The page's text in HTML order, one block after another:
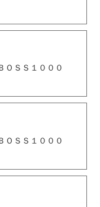
ＯＳＳ１０００
ＯＳＳ１０００